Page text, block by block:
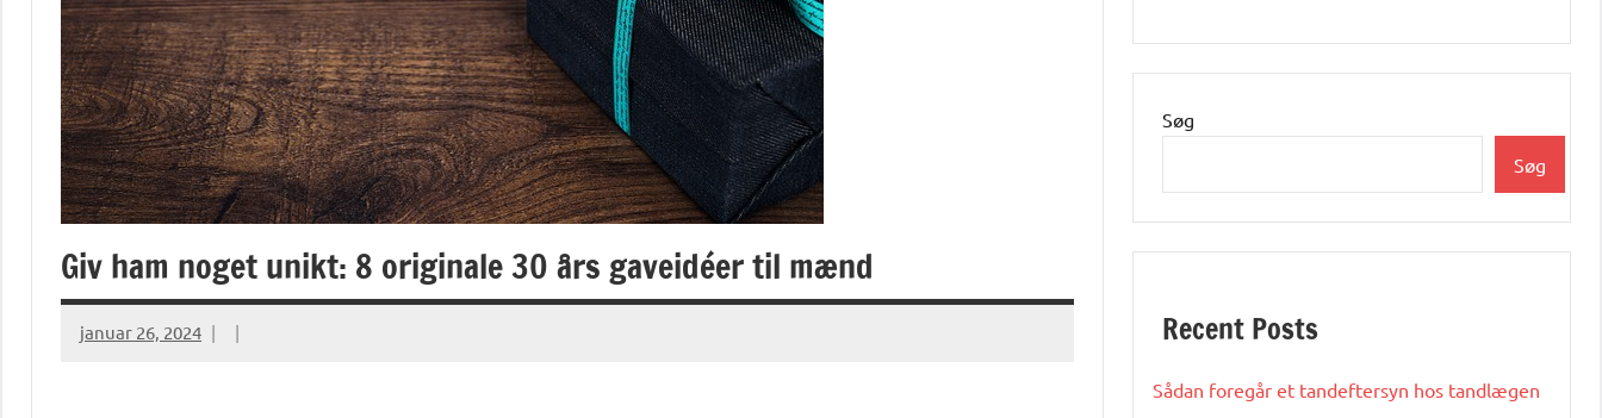
Giv ham noget unikt: 8 originale 30 års gaveidéer til mænd
januar 26, 2024
Søg
Søg
Recent Posts
Sådan foregår et tandeftersyn hos tandlægen